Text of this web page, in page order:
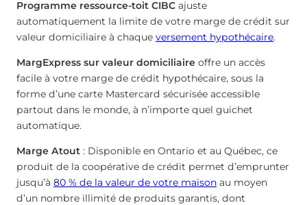
Programme ressource-toit CIBC ajuste
automatiquement la limite de votre marge de crédit sur
valeur domiciliaire à chaque versement hypothécaire.
MargExpress sur valeur domiciliaire offre un accès
facile à votre marge de crédit hypothécaire, sous la
forme d’une carte Mastercard sécurisée accessible
partout dans le monde, à n’importe quel guichet
automatique.
Marge Atout : Disponible en Ontario et au Québec, ce
produit de la coopérative de crédit permet d’emprunter
jusqu’à 80 % de la valeur de votre maison au moyen
d’un nombre illimité de produits garantis, dont